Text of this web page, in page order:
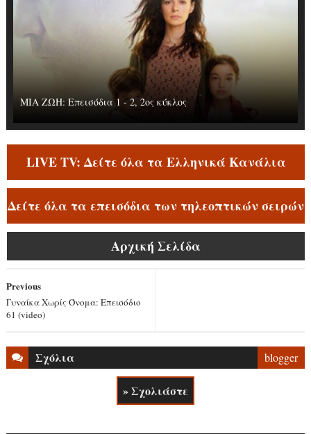
ΜΙΑ ΖΩΗ: Επεισόδια 1 - 2, 2ος κύκλος
LIVE TV: Δείτε όλα τα Ελληνικά Κανάλια
Δείτε όλα τα επεισόδια των τηλεοπτικών σειρών
Αρχική Σελίδα
Previous
Γυναίκα Χωρίς Όνομα: Επεισόδιο
61 (video)
Σχόλια blogger
» Σχολιάστε